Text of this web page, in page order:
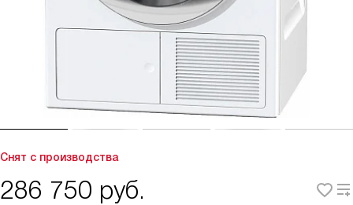
Снят с производства
286 750 руб.